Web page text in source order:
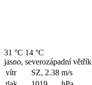
31 °C 14 °C
jasno, severozápadní větřík
vítr
SZ, 2.38 m/s